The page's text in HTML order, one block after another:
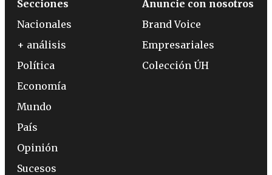
Secciones
Nacionales
+ análisis
Política
Economía
Mundo
País
Opinión
Sucesos
Anuncie con nosotros
Brand Voice
Empresariales
Colección ÚH